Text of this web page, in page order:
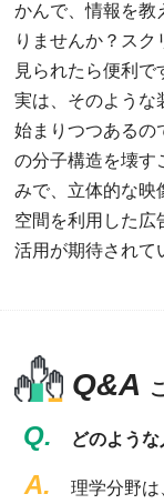
かんで、情報を
りませんか？ス
見られたら便利で
実は、そのような
始まりつつあるの
の分子構造を壊す
みで、立体的な映
空間を利用した広
活用が期待されて
Q&A
Q. どのよう
A.
理学分野は